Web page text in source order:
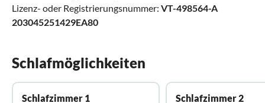
Lizenz- oder Registrierungsnummer: VT-498564-A
203045251429EA80
Schlafmöglichkeiten
Schlafzimmer 1
Schlafzimmer 2